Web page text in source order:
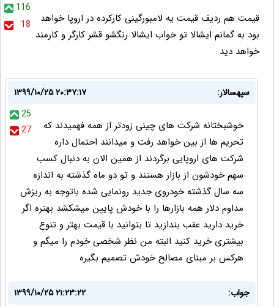
116
18
قیمت هم ردیف قیمت یه لامبورگینی کارکرده در اروپا خواهد
بود به گمانم ایشالا تو خواب ایشالا رنگشو قشر کارگر و کارمند
خواهد دید
سپهسالار:
۱۳۹۹/۱۰/۲۵ ۲۰:۳۷:۱۷
25
27
خوشبختانه شرکت های چینی زودتر از همه فهمیدند که
تحریم ها از بین خواهد رفت و میدانند احتمال داره
شرکت های اروپایی برگردند از همین الان به دنبال کسب
سهم خودشون از بازار هستند و تو دو ماه گذشته به اندازه
سه سال گذشته خودروی جدید رونمایی شده باتوجه به ریزش
مداوم دلار همه بازارها را با خودش پایین میشکشد بهتره اگر
خرید دارید عقب بندازید تا بتوانید با قیمت بهتر و تنوع
بیشتری خرید کنید البته من نظر شخصی خودم را میگم و
هرکس بر مبنای مصالح خودش تصمیم بگیره
جواب:
۱۳۹۹/۱۰/۲۵ ۲۱:۲۳:۲۲